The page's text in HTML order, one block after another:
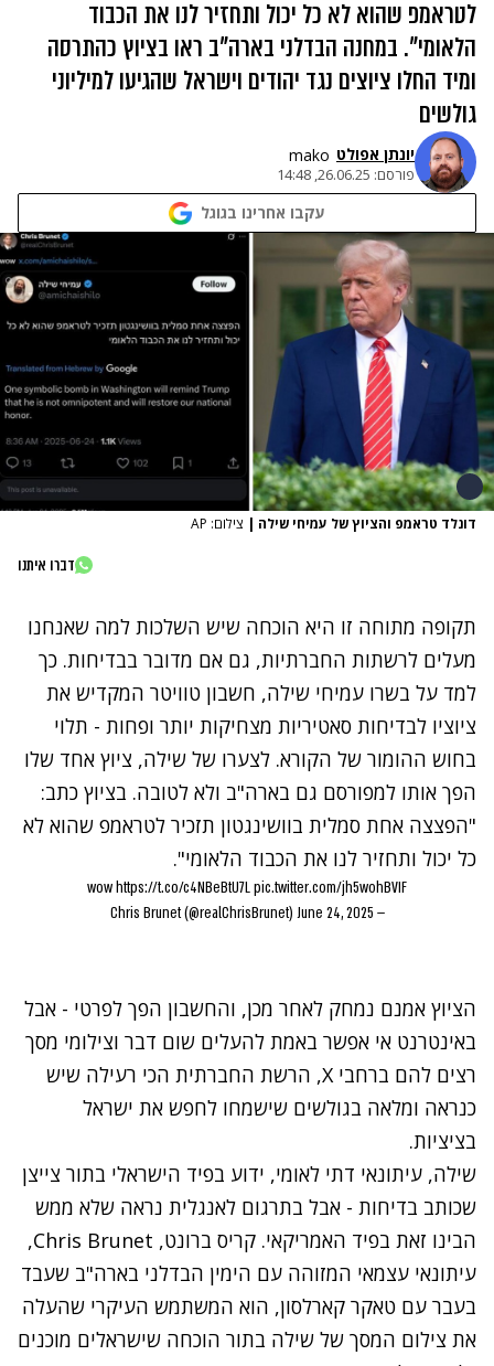
לטראמפ שהוא לא כל יכול ותחזיר לנו את הכבוד
הלאומי". במחנה הבדלני בארה"ב ראו בציוץ כהתרסה
ומיד החלו ציוצים נגד יהודים וישראל שהגיעו למיליוני
גולשים
יונתן אפולט mako
פורסם: 26.06.25, 14:48
עקבו אחרינו בגוגל
דונלד טראמפ והציוץ של עמיחי שילה | צילום: AP
דברו איתנו
תקופה מתוחה זו היא הוכחה שיש השלכות למה שאנחנו
מעלים לרשתות החברתיות, גם אם מדובר בבדיחות. כך
למד על בשרו עמיחי שילה, חשבון טוויטר המקדיש את
ציוציו לבדיחות סאטיריות מצחיקות יותר ופחות - תלוי
בחוש ההומור של הקורא. לצערו של שילה, ציוץ אחד שלו
הפך אותו למפורסם גם בארה"ב ולא לטובה. בציוץ כתב:
"הפצצה אחת סמלית בוושינגטון תזכיר לטראמפ שהוא לא
כל יכול ותחזיר לנו את הכבוד הלאומי".
wowhttps://t.co/c4NBeBtU7Lpic.twitter.com/jh5wohBVIF
— Chris Brunet (@realChrisBrunet)
June 24, 2025
הציוץ אמנם נמחק לאחר מכן, והחשבון הפך לפרטי - אבל
באינטרנט אי אפשר באמת להעלים שום דבר וצילומי מסך
רצים להם ברחבי X, הרשת החברתית הכי רעילה שיש
כנראה ומלאה בגולשים שישמחו לחפש את ישראל
בציציות.
שילה, עיתונאי דתי לאומי, ידוע בפיד הישראלי בתור צייצן
שכותב בדיחות - אבל בתרגום לאנגלית נראה שלא ממש
הבינו זאת בפיד האמריקאי. קריס ברונט, Chris Brunet,
עיתונאי עצמאי המזוהה עם הימין הבדלני בארה"ב שעבד
בעבר עם טאקר קארלסון, הוא המשתמש העיקרי שהעלה
את צילום המסך של שילה בתור הוכחה שישראלים מוכנים